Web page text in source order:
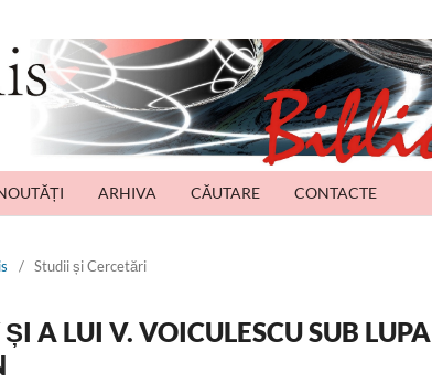
ARHIVA CĂUTARE CONTACTE
/ Studii și Cercetări
A LUI V. VOICULESCU SUB LUPA